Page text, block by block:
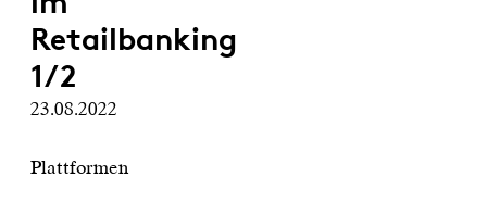
Retailbanking
1/2
23.08.2022
Plattformen